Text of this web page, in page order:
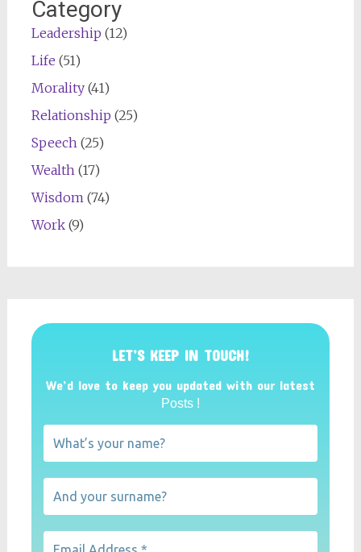
Category
Leadership (12)
Life (51)
Morality(41)
Relationship (25)
Speech(25)
Wealth(17)
Wisdom(74)
Work(9)
LET’S KEEP IN TOUCH!
We’d love to keep you updated with our latest
Posts !